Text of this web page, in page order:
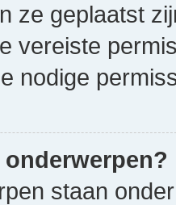
ze geplaatst
vereiste
nodige
staan